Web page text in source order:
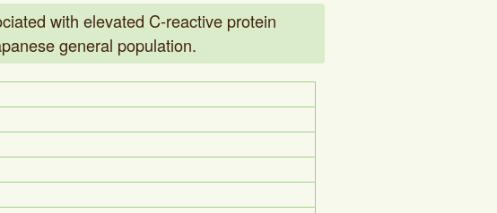
with elevated C-reactive protein
general population.